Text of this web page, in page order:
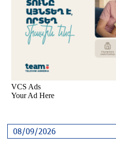
Вопрос об аресте
Европейского
и чего на самом
парламентского
повестка дня?